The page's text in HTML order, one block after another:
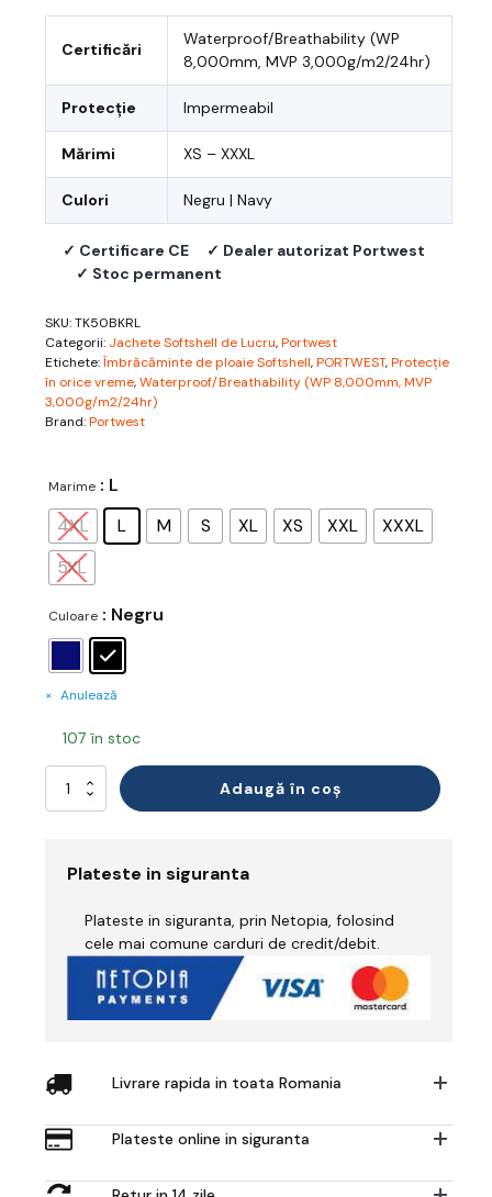
Certificări
Waterproof/Breathability (WP
8,000mm, MVP 3,000g/m2/24hr)
Protecție Impermeabil
Mărimi XS – XXXL
Culori Negru | Navy
✓ Certificare CE
✓ Dealer autorizat Portwest
✓ Stoc permanent
SKU:TK50BKRL
Categorii: Jachete Softshell de Lucru,Portwest
Etichete:Îmbrăcăminte de ploaie Softshell,PORTWEST,Protecție
în orice vreme,Waterproof/Breathability (WP 8,000mm, MVP
3,000g/m2/24hr)
Brand:Portwest
Marime : L
4XL
L M S XL XS XXL
XXXL
5XL
Culoare : Negru
Anulează
107 în stoc
Cantitate
Softshell
Adaugă în coș
Plateste in siguranta
Plateste in siguranta, prin Netopia, folosind
cele mai comune carduri de credit/debit.
Livrare rapida in toata Romania
Plateste online in siguranta